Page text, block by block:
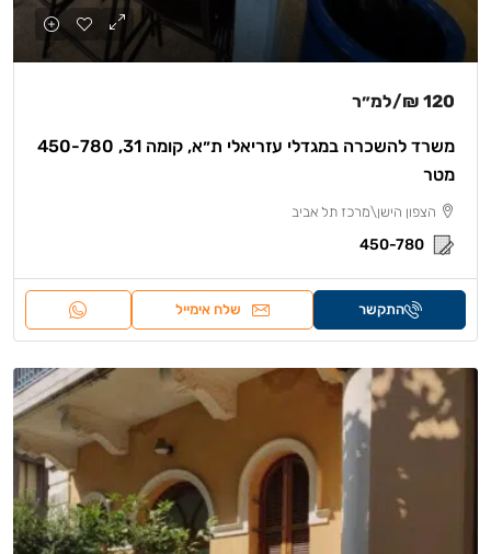
120 ₪ /למ״ר
משרד להשכרה במגדלי עזריאלי ת״א, קומה 31, 450-780
מטר
הצפון הישן\מרכז תל אביב
450-780
התקשר שלח אימייל